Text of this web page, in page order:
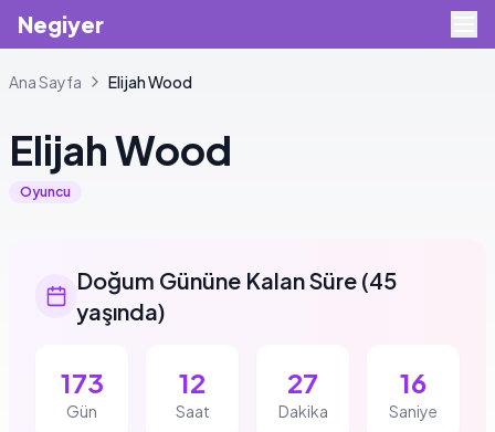
Negiyer
Ana Sayfa ElijahWood
ElijahWood
Oyuncu
Doğum Gününe Kalan Süre (45
yaşında)
173
Gün
12
Saat
27
Dakika
16
Saniye